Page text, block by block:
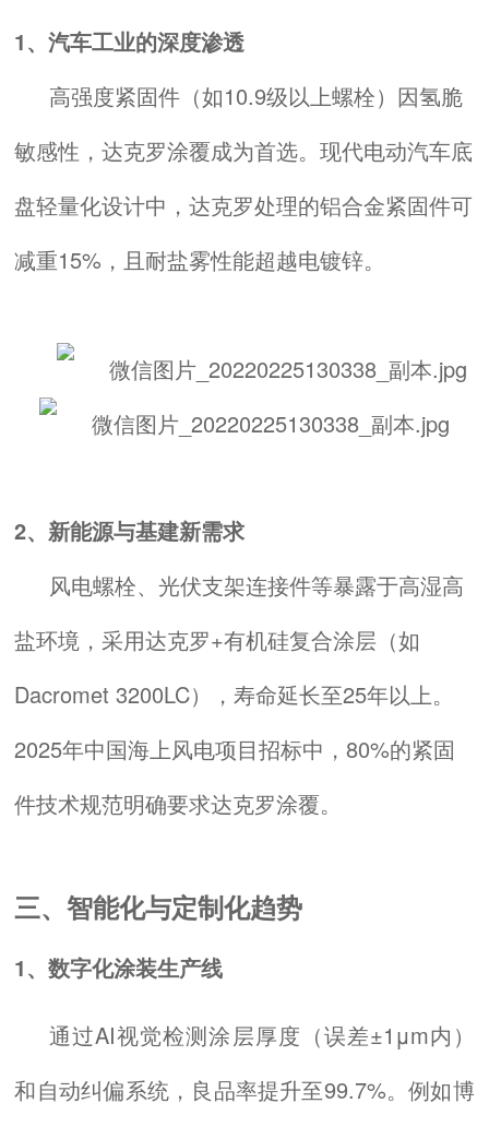
1、汽车工业的深度渗透
高强度紧固件（如10.9级以上螺栓）因氢脆
敏感性，达克罗涂覆成为首选。现代电动汽车底
盘轻量化设计中，达克罗处理的铝合金紧固件可
减重15%，且耐盐雾性能超越电镀锌。
2、新能源与基建新需求
风电螺栓、光伏支架连接件等暴露于高湿高
盐环境，采用达克罗+有机硅复合涂层（如
Dacromet 3200LC），寿命延长至25年以上。
2025年中国海上风电项目招标中，80%的紧固
件技术规范明确要求达克罗涂覆。
三、智能化与定制化趋势
1、数字化涂装生产线
通过AI视觉检测涂层厚度（误差±1μm内）
和自动纠偏系统，良品率提升至99.7%。例如博